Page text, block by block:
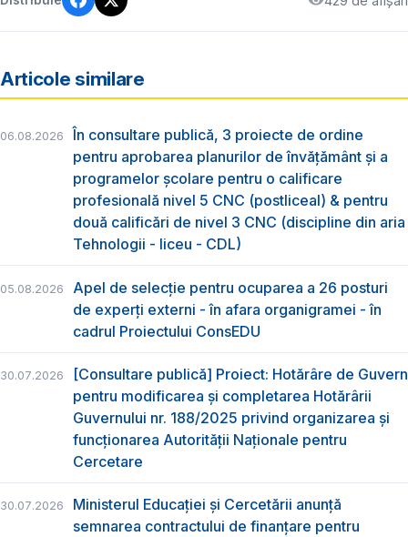
Articole similare
06.08.2026
În consultare publică, 3 proiecte de ordine
pentru aprobarea planurilor de învățământ și a
programelor școlare pentru o calificare
profesională nivel 5 CNC (postliceal) & pentru
două calificări de nivel 3 CNC (discipline din aria
Tehnologii - liceu - CDL)
05.08.2026
Apel de selecție pentru ocuparea a 26 posturi
de experți externi - în afara organigramei - în
cadrul Proiectului ConsEDU
30.07.2026
[Consultare publică] Proiect: Hotărâre de Guvern
pentru modificarea și completarea Hotărârii
Guvernului nr. 188/2025 privind organizarea şi
funcţionarea Autorităţii Naţionale pentru
Cercetare
30.07.2026
Ministerul Educației și Cercetării anunță
semnarea contractului de finanțare pentru